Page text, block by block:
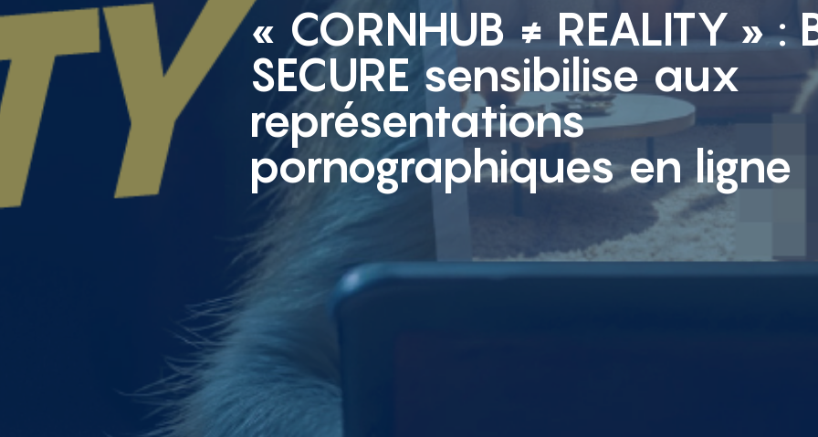
« CORNHUB ≠ REALITY » :
SECURE sensibilise aux
représentations
pornographiques en ligne